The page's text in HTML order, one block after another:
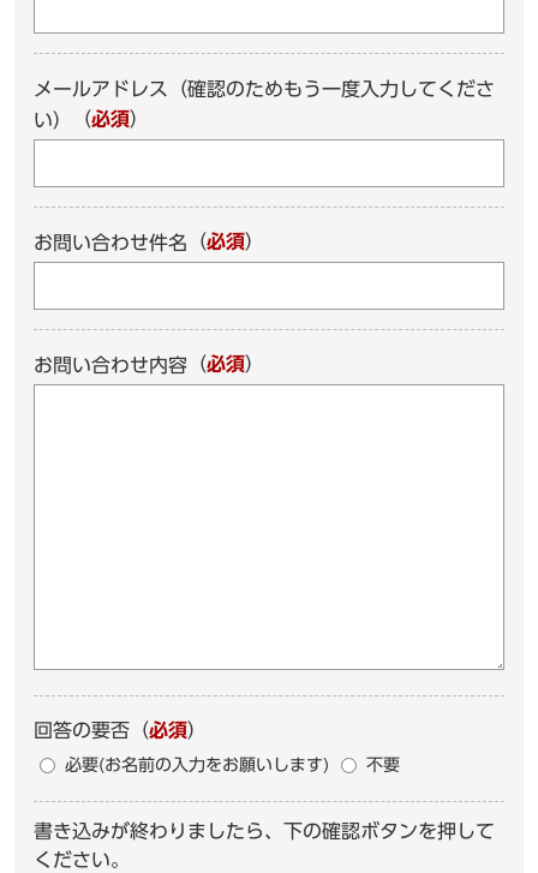
メールアドレス（確認のためもう一度入力してくださ
い）
（必須）
お問い合わせ件名 （必須）
お問い合わせ内容 （必須）
回答の要否 （必須）
必要(お名前の入力をお願いします) 不要
書き込みが終わりましたら、下の確認ボタンを押して
ください。